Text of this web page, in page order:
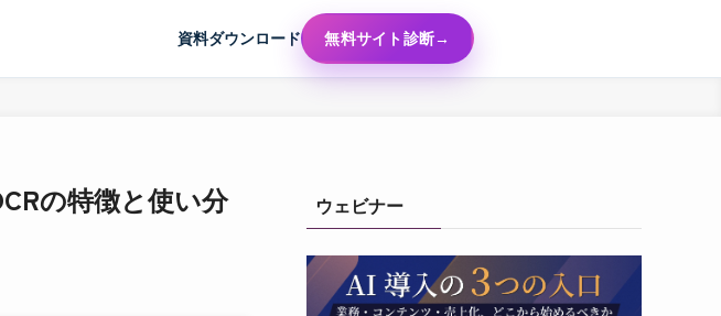
資料ダウンロード 無料サイト診断
の特徴と使い分
ウェビナー